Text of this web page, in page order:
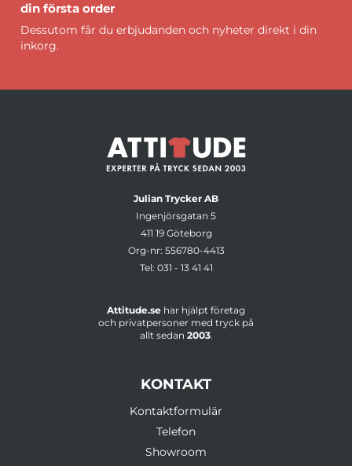
din första order
Dessutom får du erbjudanden och nyheter direkt i din
inkorg.
Julian Trycker AB
Ingenjörsgatan 5
411 19 Göteborg
Org-nr: 556780-4413
Tel: 031 - 13 41 41
Attitude.se har hjälpt företag
och privatpersoner med tryck på
allt sedan 2003.
KONTAKT
Kontaktformulär
Telefon
Showroom